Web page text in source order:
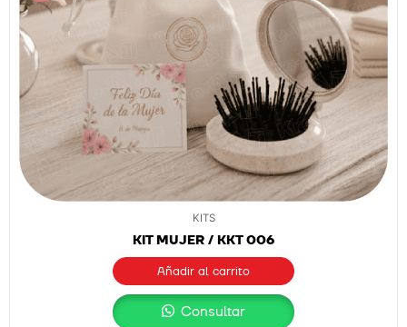
KITS
KIT MUJER / KKT 006
Añadir al carrito
Consultar